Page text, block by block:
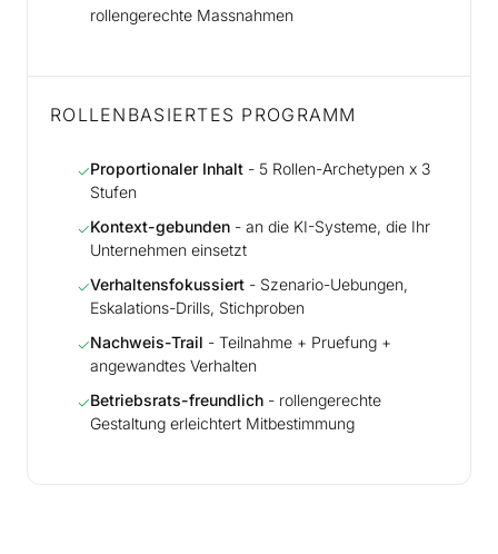
rollengerechte Massnahmen
ROLLENBASIERTES PROGRAMM
✓Proportionaler Inhalt - 5 Rollen-Archetypen x 3
Stufen
✓Kontext-gebunden - an die KI-Systeme, die Ihr
Unternehmen einsetzt
✓Verhaltensfokussiert - Szenario-Uebungen,
Eskalations-Drills, Stichproben
✓Nachweis-Trail - Teilnahme + Pruefung +
angewandtes Verhalten
✓Betriebsrats-freundlich - rollengerechte
Gestaltung erleichtert Mitbestimmung